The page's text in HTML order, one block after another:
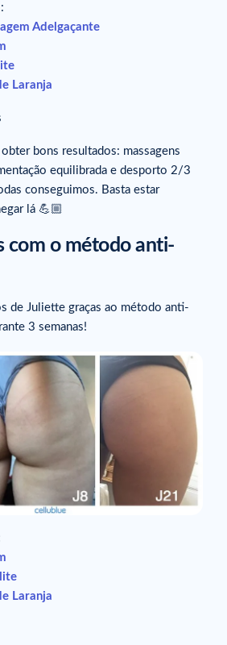
:
Adelgaçante
Laranja
bons resultados: massagens
equilibrada e desporto 2/3
conseguimos. Basta estar
lá 💪🏼
com o método anti-
de Juliette graças ao método anti-
3 semanas!
Laranja